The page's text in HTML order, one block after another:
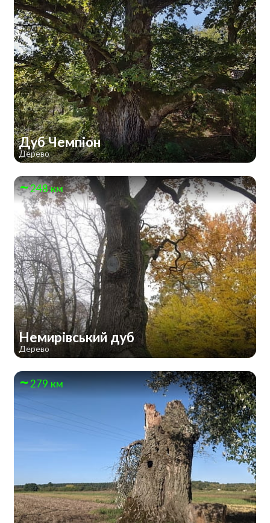
Дуб Чемпіон
Дерево
248 км
Немирівський дуб
Дерево
279 км